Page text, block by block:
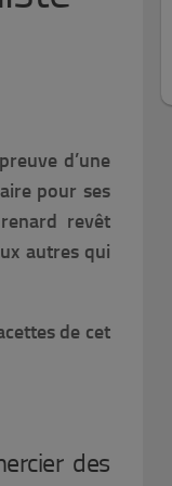
d’une
pour ses
revêt
autres qui
de cet
des